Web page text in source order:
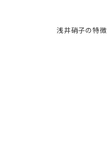
浅井硝子の特徴